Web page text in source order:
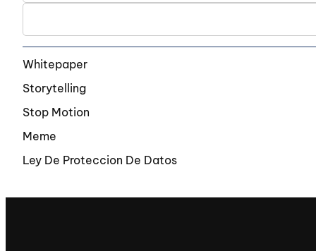
Whitepaper
Storytelling
Stop Motion
Meme
Ley De Proteccion De Datos